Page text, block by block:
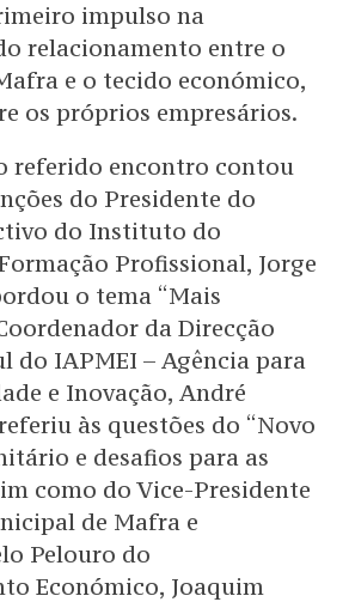
impulso na
relacionamento entre o
e o tecido económico,
os próprios empresários.
referido encontro contou
do Presidente do
do Instituto do
Profissional, Jorge
o tema “Mais
da Direcção
do IAPMEI – Agência para
e Inovação, André
às questões do “Novo
e desafios para as
como do Vice-Presidente
de Mafra e
Pelouro do
Económico, Joaquim